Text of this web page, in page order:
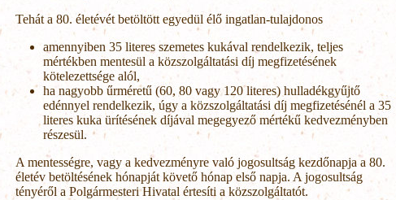
Tehát a 80. életévét betöltött egyedül élő ingatlan-tulajdonos
amennyiben 35 literes szemetes kukával rendelkezik, teljes
mértékben mentesül a közszolgáltatási díj megfizetésének
kötelezettsége alól,
ha nagyobb űrméretű (60, 80 vagy 120 literes) hulladékgyűjtő
edénnyel rendelkezik, úgy a közszolgáltatási díj megfizetésénél a 35
literes kuka ürítésének díjával megegyező mértékű kedvezményben
részesül.
A mentességre, vagy a kedvezményre való jogosultság kezdőnapja a 80.
életév betöltésének hónapját követő hónap első napja. A jogosultság
tényéről a Polgármesteri Hivatal értesíti a közszolgáltatót.